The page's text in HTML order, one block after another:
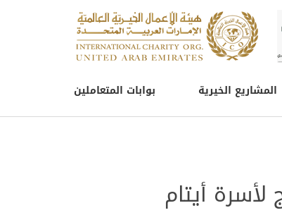
المشاريع الخيرية
أيتام